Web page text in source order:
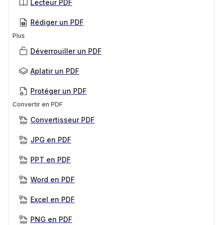
Lecteur PDF
Rédiger un PDF
Plus
Déverrouiller un PDF
Aplatir un PDF
Protéger un PDF
Convertir en PDF
Convertisseur PDF
JPG en PDF
PPT en PDF
Word en PDF
Excel en PDF
PNG en PDF